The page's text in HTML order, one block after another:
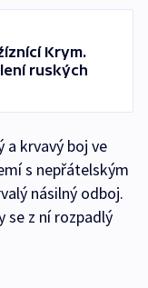
Krym.
ruských
a krvavý boj ve
s nepřátelským
násilný odboj.
se z ní rozpadlý